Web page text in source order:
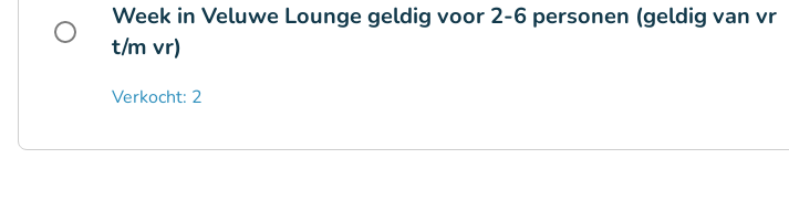
Week in Veluwe Lounge geldig voor 2-6 personen (geldig van vr
t/m vr)
Verkocht: 2